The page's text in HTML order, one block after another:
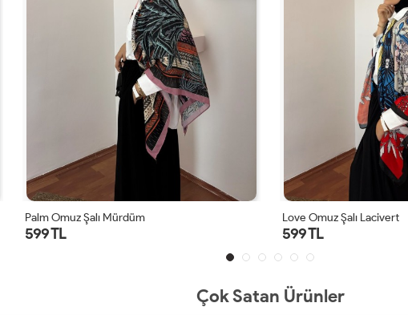
Love Omuz Şalı Lacivert
599 TL
Line Omuz Şalı Kahverengi
599 TL
Çok Satan Ürünler